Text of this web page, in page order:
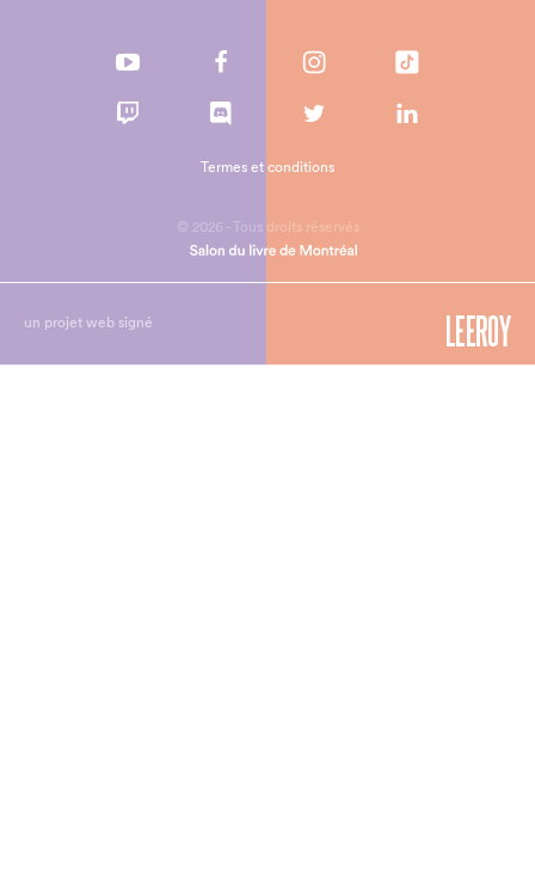
© 2026 - Tous droits réservés
Termes et conditions
un projet web signé